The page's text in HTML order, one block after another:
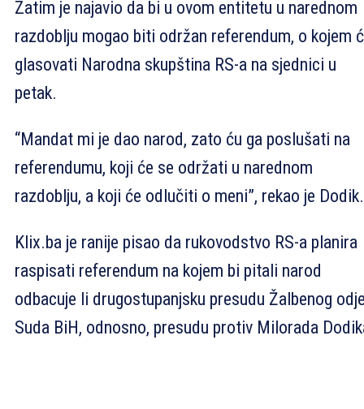
Zatim je najavio da bi u ovom entitetu u narednom
razdoblju mogao biti održan referendum, o kojem
glasovati Narodna skupština RS-a na sjednici u
petak.
“Mandat mi je dao narod, zato ću ga poslušati na
referendumu, koji će se održati u narednom
razdoblju, a koji će odlučiti o meni”, rekao je Dodik.
Klix.ba je ranije pisao da rukovodstvo RS-a planira
raspisati referendum na kojem bi pitali narod
odbacuje li drugostupanjsku presudu Žalbenog
Suda BiH, odnosno, presudu protiv Milorada